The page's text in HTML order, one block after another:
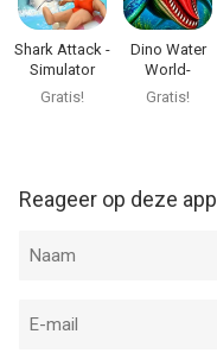
Shark Attack -
Simulator
games
Gratis!
Dino Water
World-
Dinosaur
Gratis!
Reageer op deze app